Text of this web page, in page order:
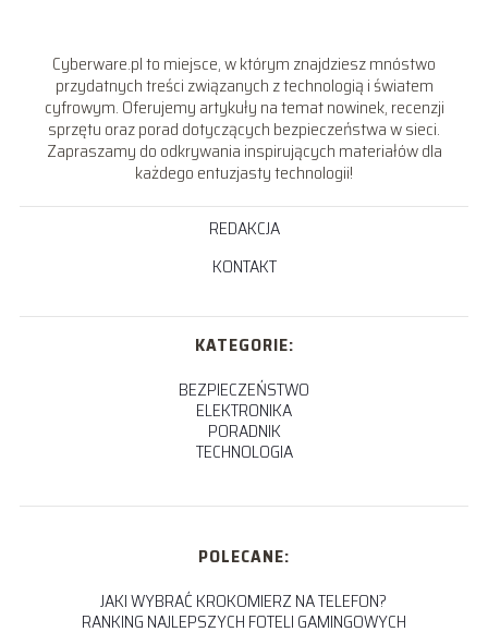
Cyberware.pl to miejsce, w którym znajdziesz mnóstwo
przydatnych treści związanych z technologią i światem
cyfrowym. Oferujemy artykuły na temat nowinek, recenzji
sprzętu oraz porad dotyczących bezpieczeństwa w sieci.
Zapraszamy do odkrywania inspirujących materiałów dla
każdego entuzjasty technologii!
REDAKCJA
KONTAKT
KATEGORIE:
BEZPIECZEŃSTWO
ELEKTRONIKA
PORADNIK
TECHNOLOGIA
POLECANE:
JAKI WYBRAĆ KROKOMIERZ NA TELEFON?
RANKING NAJLEPSZYCH FOTELI GAMINGOWYCH